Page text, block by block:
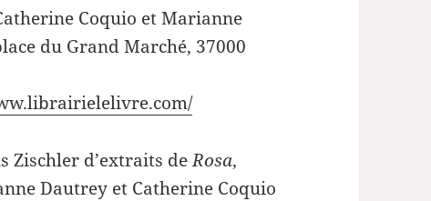
Coquio et Marianne
du Grand Marché, 37000
Zischler d’extraits deRosa,
Dautrey et Catherine Coquio